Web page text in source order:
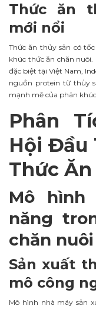
Thức ăn
mới nổi
Thức ăn thủy sản có
khúc thức ăn chăn
đặc biệt tại Việt Nam,
nguồn protein từ thủy
mạnh mẽ của phân
Phân
Hội Đầu
Thức
Mô hình
năng
chăn nuôi
Sản xuất
mô công
Mô hình nhà máy sản